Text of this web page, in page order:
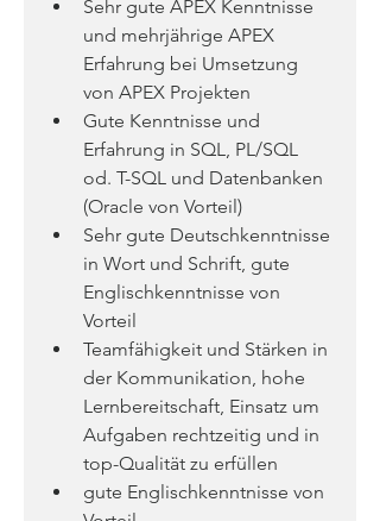
Sehr gute APEX Kenntnisse
und mehrjährige APEX
Erfahrung bei Umsetzung
von APEX Projekten
Gute Kenntnisse und
Erfahrung in SQL, PL/SQL
od. T-SQL und Datenbanken
(Oracle von Vorteil)
Sehr gute Deutschkenntnisse
in Wort und Schrift, gute
Englischkenntnisse von
Vorteil
Teamfähigkeit und Stärken in
der Kommunikation, hohe
Lernbereitschaft, Einsatz um
Aufgaben rechtzeitig und in
top-Qualität zu erfüllen
gute Englischkenntnisse von